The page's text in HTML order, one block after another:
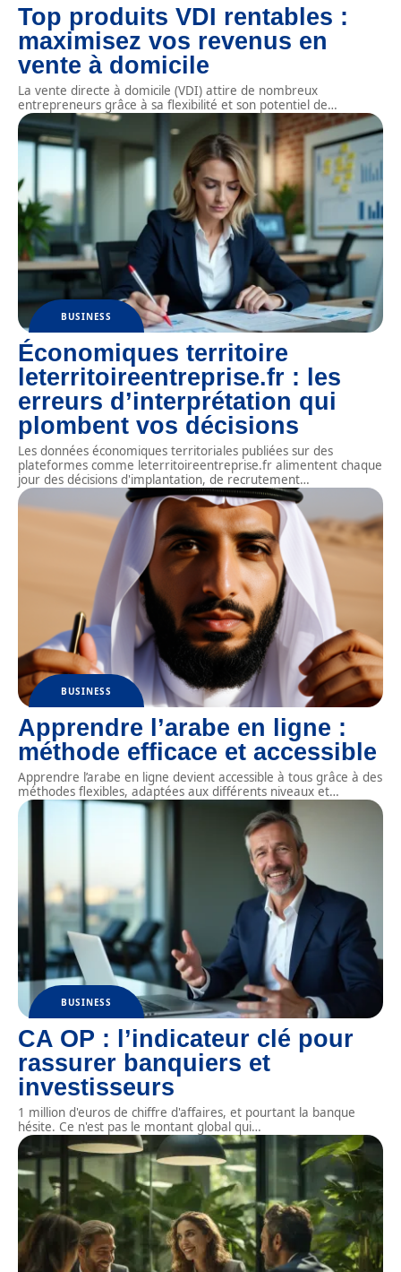
Top produits VDI rentables :
maximisez vos revenus en
vente à domicile
La vente directe à domicile (VDI) attire de nombreux
entrepreneurs grâce à sa flexibilité et son potentiel de…
BUSINESS
Économiques territoire
leterritoireentreprise.fr : les
erreurs d’interprétation qui
plombent vos décisions
Les données économiques territoriales publiées sur des
plateformes comme leterritoireentreprise.fr alimentent chaque
jour des décisions d'implantation, de recrutement…
BUSINESS
Apprendre l’arabe en ligne :
méthode efficace et accessible
Apprendre l’arabe en ligne devient accessible à tous grâce à des
méthodes flexibles, adaptées aux différents niveaux et…
BUSINESS
CA OP : l’indicateur clé pour
rassurer banquiers et
investisseurs
1 million d'euros de chiffre d'affaires, et pourtant la banque
hésite. Ce n'est pas le montant global qui…